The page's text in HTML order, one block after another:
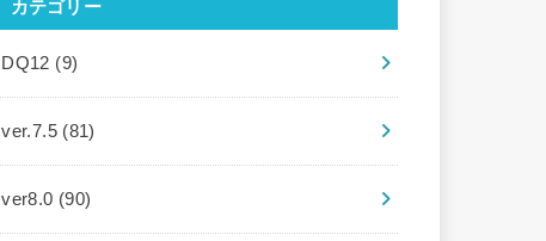
カテゴリー
DQ12 (9)
ver.7.5 (81)
ver8.0 (90)